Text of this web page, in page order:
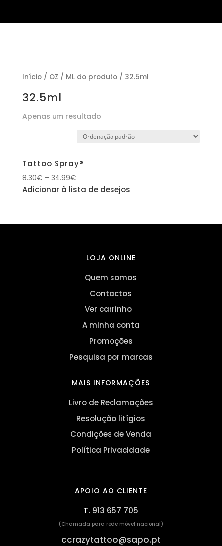
Início/ OZ / ML do produto / 32.5ml
32.5ml
Apenas um resultado
Tattoo Spray®
8.30€ – 34.99€
Adicionar à lista de desejos
LOJA ONLINE
Quem somos
Contactos
Ver carrinho
A minha conta
Promoções
Pesquisa por marcas
MAIS INFORMAÇÕES
Livro de Reclamações
Resolução litígios
Condições de Venda
Política Privacidade
APOIO AO CLIENTE
T. 913 657 705
(Chamada para rede móvel nacional)
ccrazytattoo@sapo.pt